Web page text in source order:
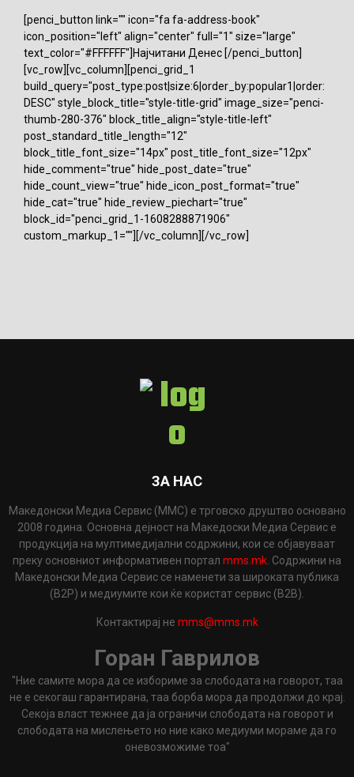
[penci_button link="" icon="fa fa-address-book"
icon_position="left" align="center" full="1" size="large"
text_color="#FFFFFF"]Најчитани Денес [/penci_button]
[vc_row][vc_column][penci_grid_1
build_query="post_type:post|size:6|order_by:popular1|order:
DESC" style_block_title="style-title-grid" image_size="penci-
thumb-280-376" block_title_align="style-title-left"
post_standard_title_length="12"
block_title_font_size="14px" post_title_font_size="12px"
hide_comment="true" hide_post_date="true"
hide_count_view="true" hide_icon_post_format="true"
hide_cat="true" hide_review_piechart="true"
block_id="penci_grid_1-1608288871906"
custom_markup_1=""][/vc_column][/vc_row]
ЗА НАС
Македонски Медиа Сервис (ММС) е трговско друштво основано
2008 година. Основна дејност на Македоски Медиа Сервис е
продукција на мултимедијални содржини, кои се објавуваат
преку основниот информативен портал mms.mk . Содржини на
Македонски Медиа Сервис се наменети за широката публика
(B2P) и медиумите кои ќе користат сервис (B2B).
Контактирај не mms@mms.mk
Горан Гаврилов
"Ние самите мора да се избориме за слободата на говорот, таа
не е секогаш гарантирана, таа борба мора да продолжи до крај.
Секоја власт тежнее да ја ограничи слободата на говорот и
слободата на мислењето но ние како медиуми мораме да го
оневозможиме тоа"